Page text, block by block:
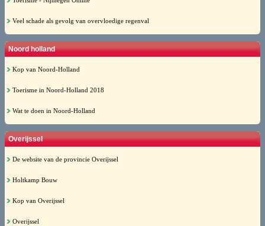
Veel schade als gevolg van overvloedige regenval
Noord holland
Kop van Noord-Holland
Toerisme in Noord-Holland 2018
Wat te doen in Noord-Holland
Overijssel
De website van de provincie Overijssel
Holtkamp Bouw
Kop van Overijssel
Overijssel